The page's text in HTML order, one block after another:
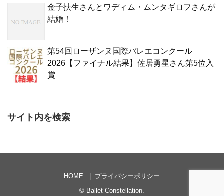
金子扶生さんとワディム・ムンタギロフさんが
結婚！
第54回ローザンヌ国際バレエコンクール
2026【ファイナル結果】佐居勇星さん第5位入
賞
サイト内を検索
HOME
プライバシーポリシー
© Ballet Constellation.